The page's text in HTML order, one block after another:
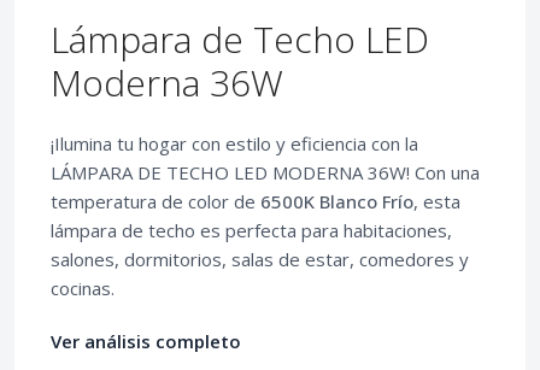
Lámpara de Techo LED
Moderna 36W
¡Ilumina tu hogar con estilo y eficiencia con la
LÁMPARA DE TECHO LED MODERNA 36W! Con una
temperatura de color de 6500K Blanco Frío, esta
lámpara de techo es perfecta para habitaciones,
salones, dormitorios, salas de estar, comedores y
cocinas.
Ver análisis completo